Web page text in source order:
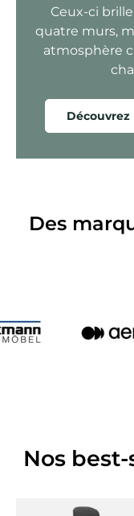
Ceux-ci
quatre murs,
atmosphère
Des
Nos